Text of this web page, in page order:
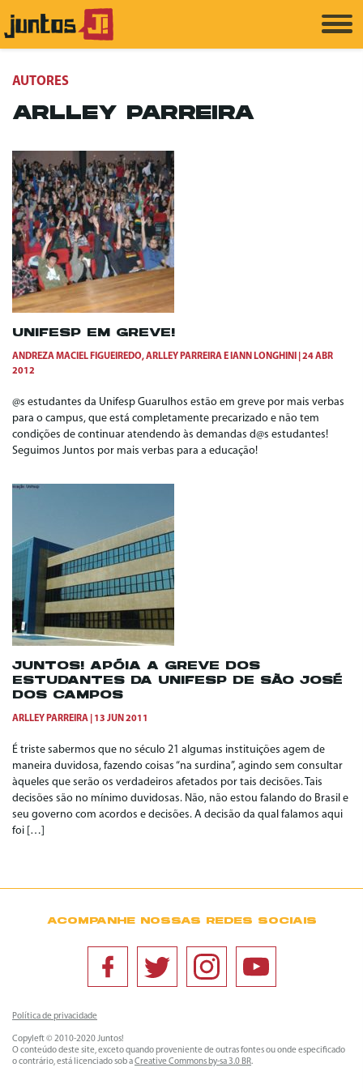
AUTORES
ARLLEY PARREIRA
UNIFESP EM GREVE!
ANDREZA MACIEL FIGUEIREDO,ARLLEY PARREIRA E IANN LONGHINI
24 ABR
2012
@s estudantes da Unifesp Guarulhos estão em greve por mais verbas
para o campus, que está completamente precarizado e não tem
condições de continuar atendendo às demandas d@s estudantes!
Seguimos Juntos por mais verbas para a educação!
JUNTOS! APÓIA A GREVE DOS
ESTUDANTES DA UNIFESP DE SÃO JOSÉ
DOS CAMPOS
ARLLEY PARREIRA 13 JUN 2011
É triste sabermos que no século 21 algumas instituições agem de
maneira duvidosa, fazendo coisas “na surdina”, agindo sem consultar
àqueles que serão os verdadeiros afetados por tais decisões. Tais
decisões são no mínimo duvidosas. Não, não estou falando do Brasil e
seu governo com acordos e decisões. A decisão da qual falamos aqui
foi […]
ACOMPANHE NOSSAS REDES SOCIAIS
Política de privacidade
Copyleft © 2010-2020 Juntos!
O conteúdo deste site, exceto quando proveniente de outras fontes ou onde especificado
o contrário, está licenciado sob aCreative Commons by-sa 3.0 BR.